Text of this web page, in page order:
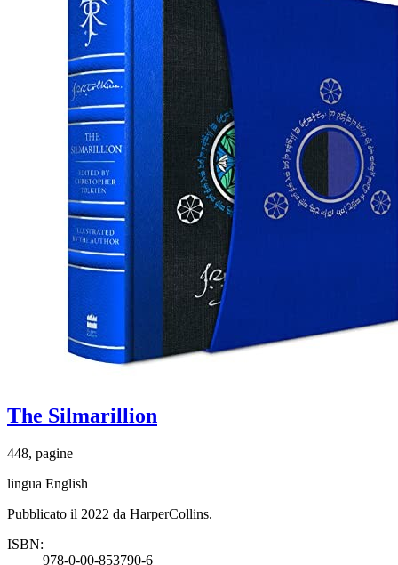
The Silmarillion
448, pagine
lingua English
Pubblicato il 2022 da HarperCollins.
ISBN:
978-0-00-853790-6